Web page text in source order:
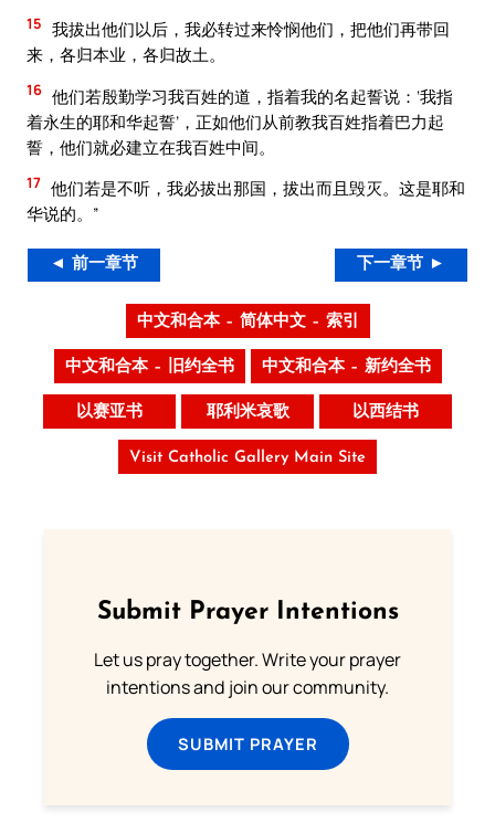
15 我拔出他们以后，我必转过来怜悯他们，把他们再带回
来，各归本业，各归故土。
16 他们若殷勤学习我百姓的道，指着我的名起誓说：‘我指
着永生的耶和华起誓’，正如他们从前教我百姓指着巴力起
誓，他们就必建立在我百姓中间。
17 他们若是不听，我必拔出那国，拔出而且毁灭。这是耶和
华说的。”
◄ 前一章节 下一章节 ►
中文和合本 – 简体中文 – 索引
中文和合本 – 旧约全书 中文和合本 – 新约全书
以赛亚书 耶利米哀歌 以西结书
Visit Catholic Gallery Main Site
Submit Prayer Intentions
Let us pray together. Write your prayer
intentions and join our community.
SUBMIT PRAYER